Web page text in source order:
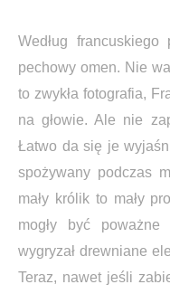
Według
pechowy omen. Nie
to zwykła fotografia,
na głowie. Ale nie
Łatwo da się je
spożywany podczas
mały królik to mały
mogły być
wygryzał drewniane
Teraz, nawet jeśli